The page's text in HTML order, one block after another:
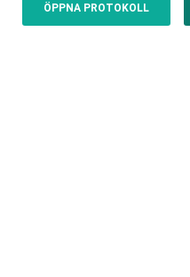
ÖPPNA PROTOKOLL